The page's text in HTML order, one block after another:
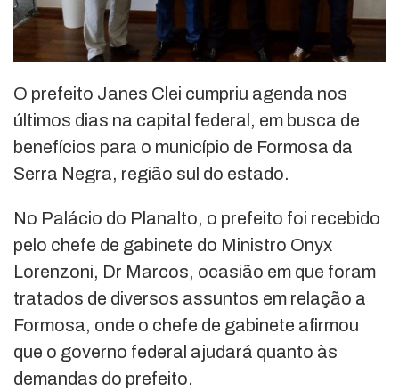
O prefeito Janes Clei cumpriu agenda nos
últimos dias na capital federal, em busca de
benefícios para o município de Formosa da
Serra Negra, região sul do estado.
No Palácio do Planalto, o prefeito foi recebido
pelo chefe de gabinete do Ministro Onyx
Lorenzoni, Dr Marcos, ocasião em que foram
tratados de diversos assuntos em relação a
Formosa, onde o chefe de gabinete afirmou
que o governo federal ajudará quanto às
demandas do prefeito.